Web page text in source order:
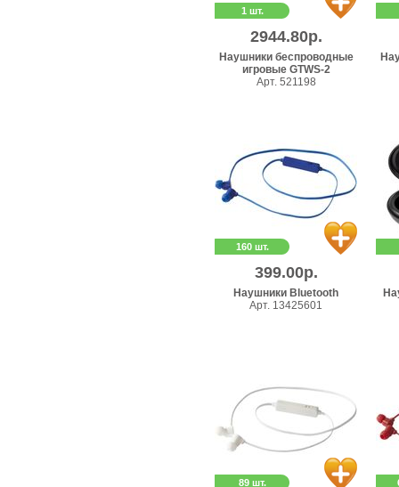
1 шт.
2944.80р.
Наушники беспроводные
игровые GTWS-2
Арт. 521198
160 шт.
399.00р.
Наушники Bluetooth
Арт. 13425601
89 шт.